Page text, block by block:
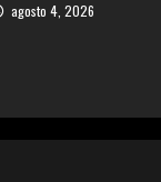
agosto 4, 2026